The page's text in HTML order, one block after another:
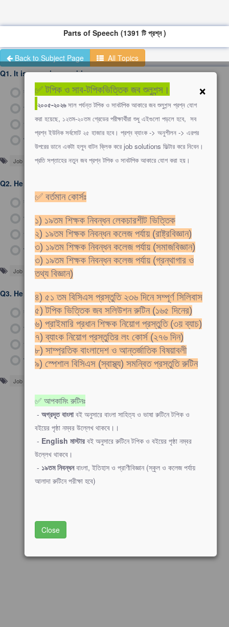
Parts of Speech (1391 টি প্রশ্ন )
Back to Subject Page
All Topics
Q1. It is you who... to blame.
ক)
was
খ)
is
গ)
are
ঘ)
has
Job Solutions
Q2. He went home last night. Here the word 'home' is a/an
ক)
noun
খ)
pronoun
গ)
adjective
ঘ)
adverb
Job Solutions
Q3. He kept the fast for a week. এখানে ‘fast’ শব্দটি-
ক)
Noun
খ)
Pronoun
গ)
Adjective
ঘ)
Adverb
Job Solutions
×
✅ টপিক ও সাব-টপিকভিত্তিক জব শুলুশন্স।
২০০৫-২০২৬সাল পর্যন্ত টপিক ও সাবটপিক আকারে জব শুলুশন্স প্রশ্ন যোগ
করা হয়েছে, ১২তম-২০তম গ্রেডের পরীক্ষার্থীরা শুধু এইগুলো পড়লে হবে, সব
প্রশ্ন ইউনিক সর্বমোট ২৫ হাজার হবে। প্রশ্ন ব্যাংক -> অনুশীলন -> এরপর
উপরের ডানে একটা হলুদ বাটন ক্লিক করে job solutions ফিল্টার করে নিবেন।
প্রতি সপ্তাহের নতুন জব প্রশ্ন টপিক ও সাবটপিক আকারে যোগ করা হয়।
✅ বর্তমান কোর্সঃ
১) ১৯তম শিক্ষক নিবন্ধন লেকচারশীট ভিত্তিক
২) ১৯তম শিক্ষক নিবন্ধন কলেজ পর্যায় (রাষ্ট্রবিজ্ঞান)
৩) ১৯তম শিক্ষক নিবন্ধন কলেজ পর্যায় (সমাজবিজ্ঞান)
৩) ১৯তম শিক্ষক নিবন্ধন কলেজ পর্যায় (গ্রন্থাগার ও
তথ্য বিজ্ঞান)
৪) ৫১ তম বিসিএস প্রস্তুতি ২৩৬ দিনে সম্পূর্ণ সিলিবাস
৫) টপিক ভিত্তিক জব সলিউশন রুটিন (১৬৫ দিনের)
৬) প্রাইমারি প্রধান শিক্ষক নিয়োগ প্রস্তুতি (৩য় ব্যাচ)
৭) ব্যাংক নিয়োগ প্রস্তুতির লং কোর্স (২৭৬ দিন)
৮) সাম্প্রতিক বাংলাদেশ ও আন্তর্জাতিক বিষয়াবলী
৯) স্পেশাল বিসিএস (স্বাস্থ্য) সমন্বিত প্রস্তুতি রুটিন
✅ আপকামিং রুটিনঃ
-অগ্রদূত বাংলাবই অনুসারে বাংলা সাহিত্য ও ভাষা রুটিনে টপিক ও
বইয়ের পৃষ্ঠা নম্বর উল্লেখ থাকবে।।
- English মাস্টার বই অনুসারে রুটিনে টপিক ও বইয়ের পৃষ্ঠা নম্বর
উল্লেখ থাকবে।
- ১৯তম নিবন্ধনবাংলা, ইতিহাস ও প্রাণীবিজ্ঞান (স্কুল ও কলেজ পর্যায়
আলাদা রুটিনে পরীক্ষা হবে)
Close